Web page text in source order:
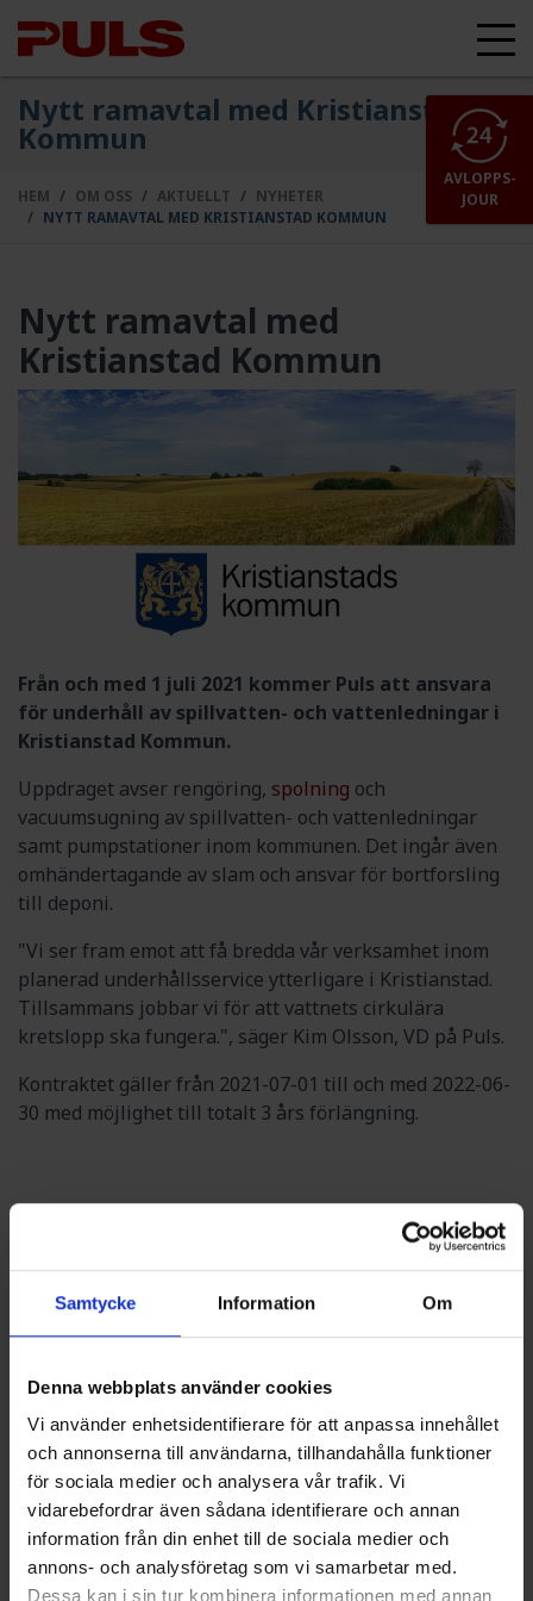
Samtycke Information Om
Denna webbplats använder cookies
Vi använder enhetsidentifierare för att anpassa innehållet
och annonserna till användarna, tillhandahålla funktioner
för sociala medier och analysera vår trafik. Vi
vidarebefordrar även sådana identifierare och annan
information från din enhet till de sociala medier och
annons- och analysföretag som vi samarbetar med.
Dessa kan i sin tur kombinera informationen med annan
Nytt ramavtal med Kristianstad
Kommun
HEM OM OSS AKTUELLT
NYHETER
NYTT RAMAVTAL MED KRISTIANSTAD KOMMUN
Nytt ramavtal med
Kristianstad Kommun
Från och med 1 juli 2021 kommer Puls att ansvara
för underhåll av spillvatten- och vattenledningar i
Kristianstad Kommun.
Uppdraget avser rengöring, spolning och
vacuumsugning av spillvatten- och vattenledningar
samt pumpstationer inom kommunen. Det ingår även
omhändertagande av slam och ansvar för bortforsling
till deponi.
"Vi ser fram emot att få bredda vår verksamhet inom
planerad underhållsservice ytterligare i Kristianstad.
Tillsammans jobbar vi för att vattnets cirkulära
kretslopp ska fungera.", säger Kim Olsson, VD på Puls.
Kontraktet gäller från 2021-07-01 till och med 2022-06-
30 med möjlighet till totalt 3 års förlängning.
TRANSPORT AV FARLIGT AVFALL OCH
SPECIALAVFALL
2022-12-08
PULS TECKNAR HÅLLBART RAMAVTAL FÖR
VATTEN OCH AVLOPP MED SINFRA
2022-09-05
PULS VINNER SPOLUPPDRAG FÖR MKB VÄRT
22 MILJONER
AVLOPPS-
JOUR